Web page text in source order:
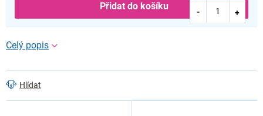
Přidat do košíku
Hlídat